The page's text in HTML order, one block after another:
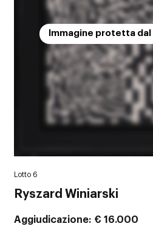
Immagine protetta
Lotto 6
Ryszard Winiarski
Aggiudicazione € 16.000